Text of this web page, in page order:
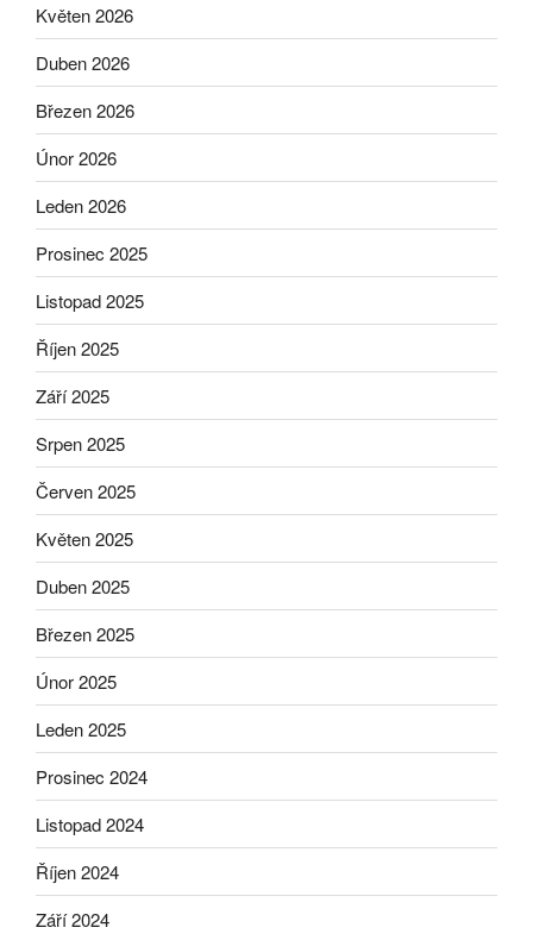
Květen 2026
Duben 2026
Březen 2026
Únor 2026
Leden 2026
Prosinec 2025
Listopad 2025
Říjen 2025
Září 2025
Srpen 2025
Červen 2025
Květen 2025
Duben 2025
Březen 2025
Únor 2025
Leden 2025
Prosinec 2024
Listopad 2024
Říjen 2024
Září 2024